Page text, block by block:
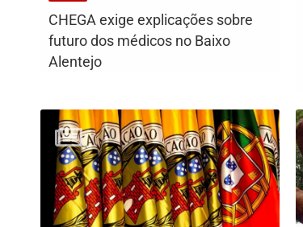
CHEGA exige explicações sobre
futuro dos médicos no Baixo
Alentejo